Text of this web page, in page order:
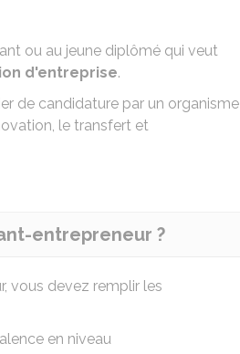
ou au jeune diplômé qui veut
d'entreprise.
de candidature par un organisme
le transfert et
entrepreneur ?
vous devez remplir les
en niveau